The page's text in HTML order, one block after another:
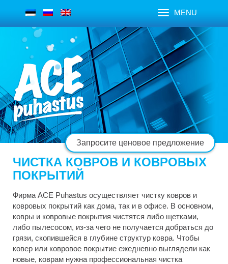
MENU
Запросите ценовое предложение
ЧИСТКА КОВРОВ И КОВРОВЫХ
ПОКРЫТИЙ
Фирма ACE Puhastus осуществляет чистку ковров и
ковровых покрытий как дома, так и в офисе. В основном,
ковры и ковровые покрытия чистятся либо щетками,
либо пылесосом, из-за чего не получается добраться до
грязи, скопившейся в глубине структур ковра. Чтобы
ковер или ковровое покрытие ежедневно выглядели как
новые, коврам нужна профессиональная чистка